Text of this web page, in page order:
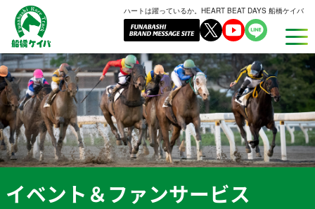
船
橋
ケ
イ
バ
ハートは躍っているか。HEART BEAT DAYS 船橋ケイバ
イベント＆ファンサービス